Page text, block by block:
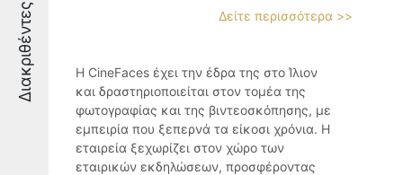
Διακριθέντες Δείτε περισσότερα >>
Η CineFaces έχει την έδρα της στο Ίλιον
και δραστηριοποιείται στον τομέα της
φωτογραφίας και της βιντεοσκόπησης, με
εμπειρία που ξεπερνά τα είκοσι χρόνια. Η
εταιρεία ξεχωρίζει στον χώρο των
εταιρικών εκδηλώσεων, προσφέροντας